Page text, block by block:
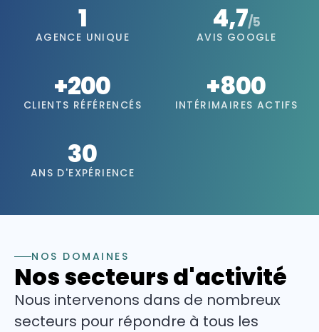
1
AGENCE UNIQUE
4,7/5
AVIS GOOGLE
+200
CLIENTS RÉFÉRENCÉS
+800
INTÉRIMAIRES ACTIFS
30
ANS D'EXPÉRIENCE
NOS DOMAINES
Nos secteurs d'activité
Nous intervenons dans de nombreux
secteurs pour répondre à tous les